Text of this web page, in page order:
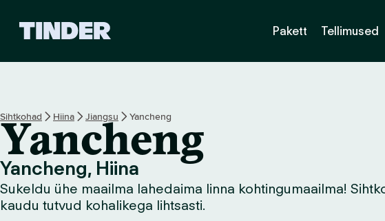
i
a
a
l
e
h
Pakett Tellimused
Sihtkohad Hiina Jiangsu Yancheng
Yancheng
Yancheng, Hiina
Sukeldu ühe maailma lahedaima linna kohtingumaailma!
kaudu tutvud kohalikega lihtsasti.